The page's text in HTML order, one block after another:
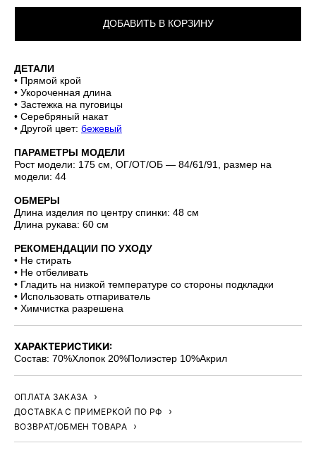
ДОБАВИТЬ В КОРЗИНУ
ДЕТАЛИ
• Прямой крой
• Укороченная длина
• Застежка на пуговицы
• Серебряный накат
• Другой цвет: бежевый
ПАРАМЕТРЫ МОДЕЛИ
Рост модели: 175 см, ОГ/ОТ/ОБ — 84/61/91, размер на
модели: 44
ОБМЕРЫ
Длина изделия по центру спинки: 48 см
Длина рукава: 60 см
РЕКОМЕНДАЦИИ ПО УХОДУ
• Не стирать
• Не отбеливать
• Гладить на низкой температуре со стороны подкладки
• Использовать отпариватель
• Химчистка разрешена
ХАРАКТЕРИСТИКИ:
Состав: 70%Хлопок 20%Полиэстер 10%Акрил
ОПЛАТА ЗАКАЗА
ДОСТАВКА С ПРИМЕРКОЙ ПО РФ
ВОЗВРАТ/ОБМЕН ТОВАРА